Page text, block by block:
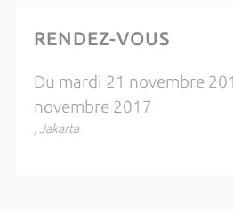
RENDEZ-VOUS
Du mardi 21 novembre
novembre 2017
, Jakarta